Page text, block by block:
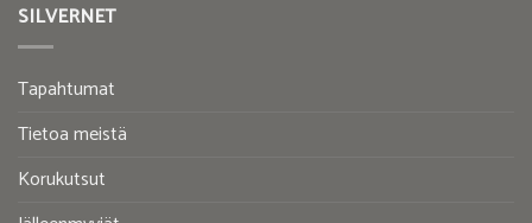
SILVERNET
Tapahtumat
Tietoa meistä
Korukutsut